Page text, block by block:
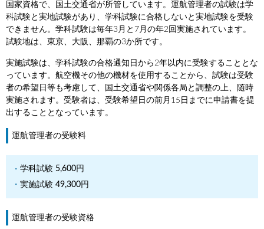
国家資格で、国土交通省が所管しています。運航管理者の試験は学
科試験と実地試験があり、学科試験に合格しないと実地試験を受験
できません。学科試験は毎年3月と7月の年2回実施されています。
試験地は、東京、大阪、那覇の3か所です。
実施試験は、学科試験の合格通知日から2年以内に受験することとな
っています。航空機その他の機材を使用することから、試験は受験
者の希望日等も考慮して、国土交通省や関係各局と調整の上、随時
実施されます。受験者は、受験希望日の前月15日までに申請書を提
出することとなっています。
運航管理者の受験料
学科試験 5,600円
実施試験 49,300円
運航管理者の受験資格